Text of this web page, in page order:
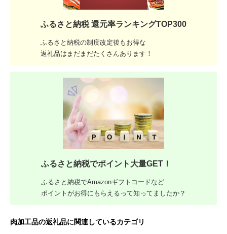
ふるさと納税 還元率ランキングTOP300
ふるさと納税の制度改定後もお得な
返礼品はまだまだたくさんあります！
ふるさと納税でポイント大量GET！
ふるさと納税でAmazonギフトコードなど
ポイントがお得にもらえるって知ってましたか？
肉加工品の返礼品に関連しているカテゴリ